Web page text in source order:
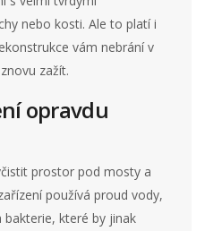
nebo kosti. Ale to platí i
vám nebrání v
zažít.
opravdu
prostor pod mosty a
používá proud vody,
které by jinak